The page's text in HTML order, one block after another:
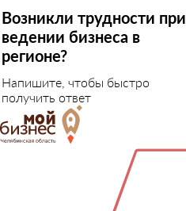
Возникли трудности при
ведении бизнеса в
регионе?
Напишите, чтобы быстро
получить ответ